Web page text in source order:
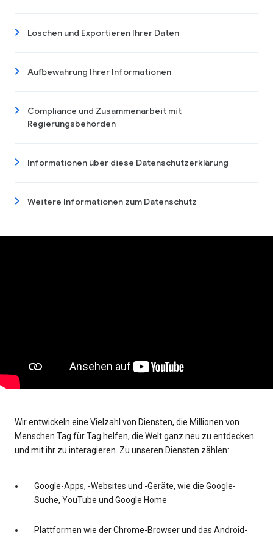
Löschen und Exportieren Ihrer Daten
Aufbewahrung Ihrer Informationen
Compliance und Zusammenarbeit mit
Regierungsbehörden
Informationen über diese Datenschutzerklärung
Weitere Informationen zum Datenschutz
Wir entwickeln eine Vielzahl von Diensten, die Millionen von
Menschen Tag für Tag helfen, die Welt ganz neu zu entdecken
und mit ihr zu interagieren. Zu unseren Diensten zählen:
Google-Apps, -Websites und -Geräte, wie die Google-
Suche, YouTube und Google Home
Plattformen wie der Chrome-Browser und das Android-